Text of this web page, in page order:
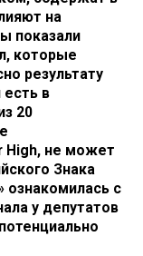
на
показали
которые
результату
в
20
High, не может
Знака
ознакомилась с
у депутатов